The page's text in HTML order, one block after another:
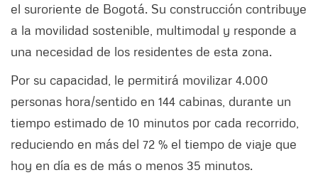
el suroriente de Bogotá. Su construcción contribuye
a la movilidad sostenible, multimodal y responde a
una necesidad de los residentes de esta zona.
Por su capacidad, le permitirá movilizar 4.000
personas hora/sentido en 144 cabinas, durante un
tiempo estimado de 10 minutos por cada recorrido,
reduciendo en más del 72 % el tiempo de viaje que
hoy en día es de más o menos 35 minutos.